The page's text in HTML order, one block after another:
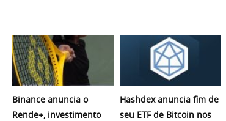
Binance anuncia o
Rende+, investimento
Hashdex anuncia fim de
seu ETF de Bitcoin nos